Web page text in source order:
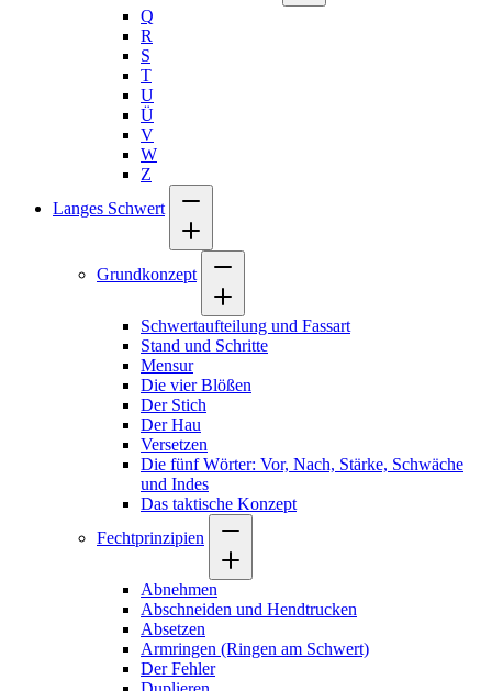
Q
R
S
T
U
Ü
V
W
Z
Langes Schwert
Grundkonzept
Schwertaufteilung und Fassart
Stand und Schritte
Mensur
Die vier Blößen
Der Stich
Der Hau
Versetzen
Die fünf Wörter: Vor, Nach, Stärke, Schwäche
und Indes
Das taktische Konzept
Fechtprinzipien
Abnehmen
Abschneiden und Hendtrucken
Absetzen
Armringen (Ringen am Schwert)
Der Fehler